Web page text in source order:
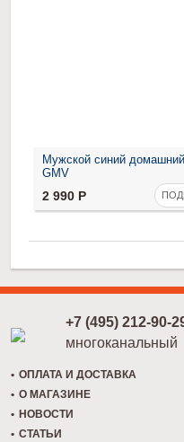
Мужской синий
GMV
2 990 Р
+7 (495) 212-90-
многоканальный
ОПЛАТА И ДОСТАВКА
О МАГАЗИНЕ
НОВОСТИ
СТАТЬИ